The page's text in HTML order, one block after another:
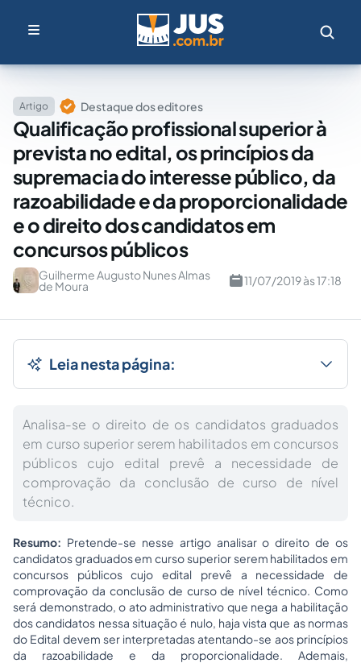
Artigo Destaque dos editores
Qualificação profissional superior à
prevista no edital, os princípios da
supremacia do interesse público, da
razoabilidade e da proporcionalidade
e o direito dos candidatos em
concursos públicos
Guilherme Augusto Nunes Almas
de Moura 11/07/2019 às 17:18
Leia nesta página:
Analisa-se o direito de os candidatos graduados
em curso superior serem habilitados em concursos
públicos cujo edital prevê a necessidade de
comprovação da conclusão de curso de nível
técnico.
Resumo: Pretende-se nesse artigo analisar o direito de os
candidatos graduados em curso superior serem habilitados em
concursos públicos cujo edital prevê a necessidade de
comprovação da conclusão de curso de nível técnico. Como
será demonstrado, o ato administrativo que nega a habilitação
dos candidatos nessa situação é nulo, haja vista que as normas
do Edital devem ser interpretadas atentando-se aos princípios
da razoabilidade e da proporcionalidade. Ademais,